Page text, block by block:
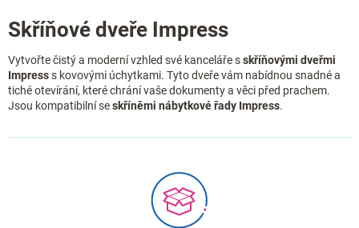
Skříňové dveře Impress
Vytvořte čistý a moderní vzhled své kanceláře sskříňovými dveřmi
Impresss kovovými úchytkami. Tyto dveře vám nabídnou snadné a
tiché otevírání, které chrání vaše dokumenty a věci před prachem.
Jsou kompatibilní seskříněmi nábytkové řady Impress.